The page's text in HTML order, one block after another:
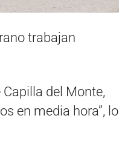
trabajan
del Monte,
en media hora”, lo